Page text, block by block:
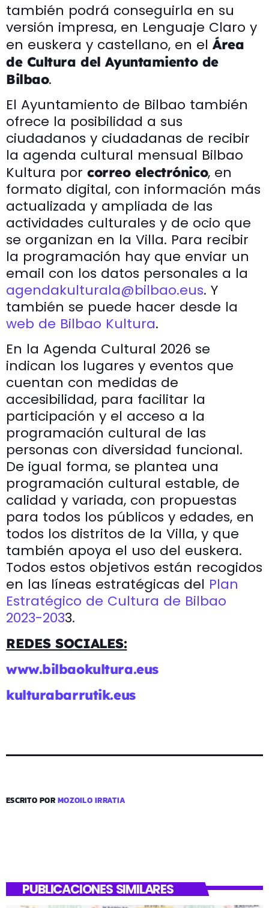
también podrá conseguirla en su
versión impresa, en Lenguaje Claro y
en euskera y castellano, en el Área
de Cultura del Ayuntamiento de
Bilbao.
El Ayuntamiento de Bilbao también
ofrece la posibilidad a sus
ciudadanos y ciudadanas de recibir
la agenda cultural mensual Bilbao
Kultura por correo electrónico, en
formato digital, con información más
actualizada y ampliada de las
actividades culturales y de ocio que
se organizan en la Villa. Para recibir
la programación hay que enviar un
email con los datos personales a la
agendakulturala@bilbao.eus. Y
también se puede hacer desde la
web de Bilbao Kultura.
En la Agenda Cultural 2026 se
indican los lugares y eventos que
cuentan con medidas de
accesibilidad, para facilitar la
participación y el acceso a la
programación cultural de las
personas con diversidad funcional.
De igual forma, se plantea una
programación cultural estable, de
calidad y variada, con propuestas
para todos los públicos y edades, en
todos los distritos de la Villa, y que
también apoya el uso del euskera.
Todos estos objetivos están recogidos
en las líneas estratégicas del Plan
Estratégico de Cultura de Bilbao
2023-2033.
REDES SOCIALES:
www.bilbaokultura.eus
kulturabarrutik.eus
ESCRITO PORMOZOILO IRRATIA
PUBLICACIONES SIMILARES